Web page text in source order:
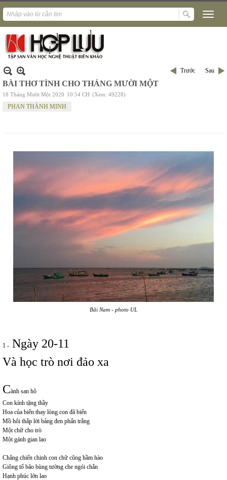
Trước Sau
BÀI THƠ TÌNH CHO THÁNG MƯỜI MỘT
18 Tháng Mười Một 2020 10:54 CH (Xem: 49228)
PHAN THÀNH MINH
Bãi Nam - photo UL
1 - Ngày 20-11
Và học trò nơi đảo xa
Cành san hô
Con kính tặng thầy
Hoa của biển thay lòng con đã biển
Mồ hôi thắp lời bảng đen phấn trắng
Một chữ cho trò
Một gánh gian lao
Chẳng chiến chinh con chữ cũng hầm hào
Giông tố bão bùng tường che ngói chắn
Hạnh phúc lớn lao